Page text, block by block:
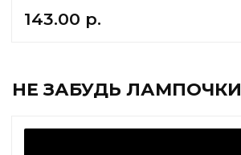
143.00 р.
НЕ ЗАБУДЬ ЛАМПОЧКИ